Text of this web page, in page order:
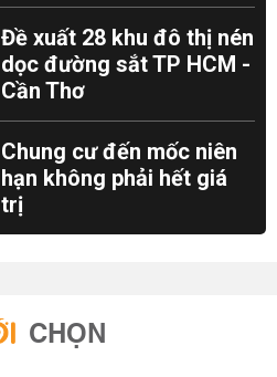
Đề xuất 28 khu đô thị nén
dọc đường sắt TP HCM -
Cần Thơ
Chung cư đến mốc niên
hạn không phải hết giá
trị
CHỌN